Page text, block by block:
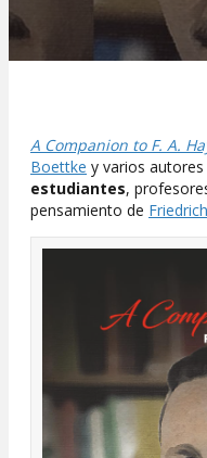
A Companion to F. A.
Boettke y varios
estudiantes,
pensamiento de